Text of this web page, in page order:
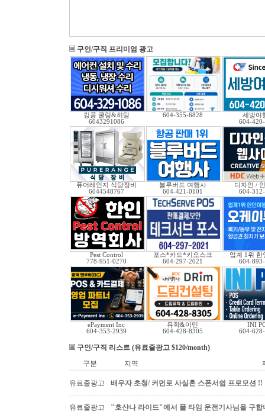
구인/구직 프리미엄 광고
킹콩 쿨링&히팅
6043291086
604-355-6828
세방여
604-
퓨어레인지 식당장비
6044548767
블루버드 여행사
604-421-0101
디자인 /
604-
Pest Control
778-951-0270
포스*카드*키오스크
604-297-2021
업계 1위 한
604-
ePayment Inc
604-353-2939
유학&이민
604-428-8305
INI
604-
구인/구직 리스트 (유료줄광고 $120/month)
구분
지역
유료줄광고 배우자 초청/ 커먼로 사실혼 스폰서쉽 프로모션 !!
유료줄광고 "호산나 라이드"에서 풀 타임 운전기사님을 구합